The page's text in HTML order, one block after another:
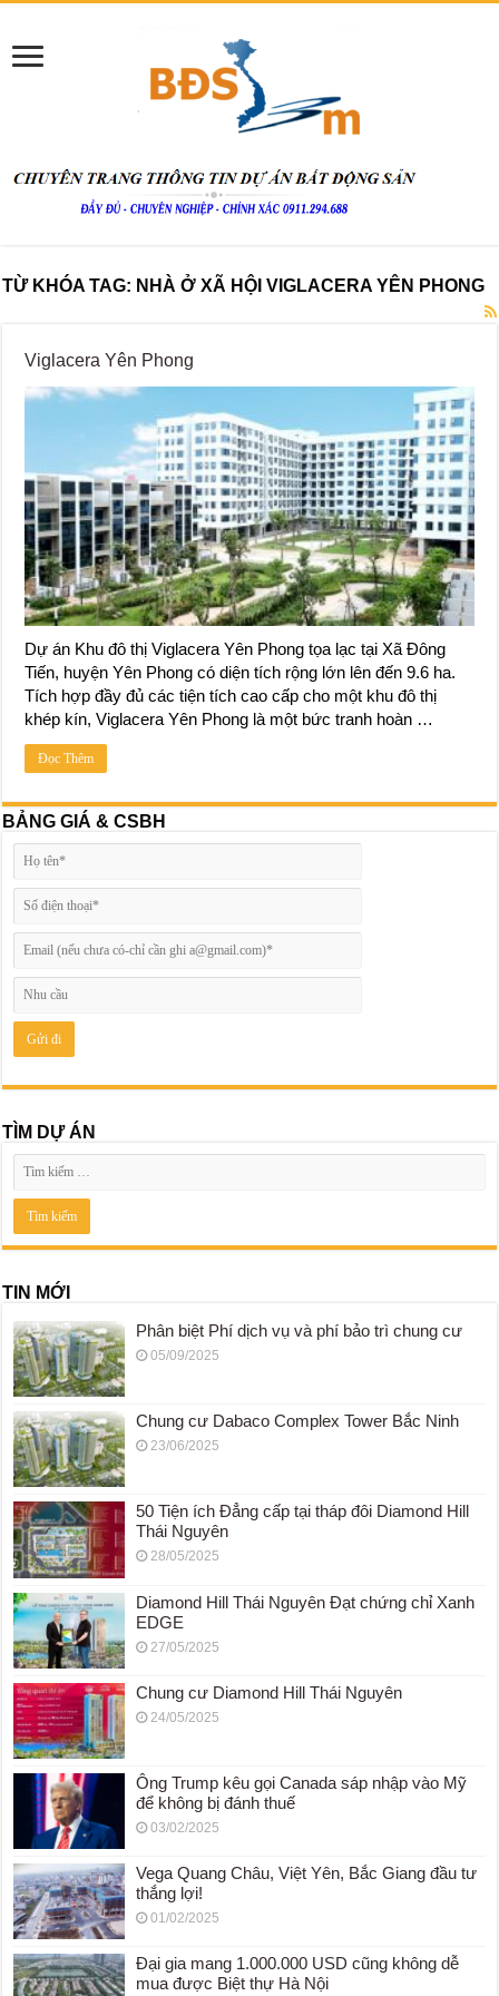
TỪ KHÓA TAG: NHÀ Ở XÃ HỘI VIGLACERA YÊN PHONG
Viglacera Yên Phong
Dự án Khu đô thị Viglacera Yên Phong tọa lạc tại Xã Đông
Tiến, huyện Yên Phong có diện tích rộng lớn lên đến 9.6 ha.
Tích hợp đầy đủ các tiện tích cao cấp cho một khu đô thị
khép kín, Viglacera Yên Phong là một bức tranh hoàn …
Đọc Thêm
BẢNG GIÁ & CSBH
TÌM DỰ ÁN
TIN MỚI
Phân biệt Phí dịch vụ và phí bảo trì chung cư
05/09/2025
Chung cư Dabaco Complex Tower Bắc Ninh
23/06/2025
50 Tiện ích Đẳng cấp tại tháp đôi Diamond Hill
Thái Nguyên
28/05/2025
Diamond Hill Thái Nguyên Đạt chứng chỉ Xanh
EDGE
27/05/2025
Chung cư Diamond Hill Thái Nguyên
24/05/2025
Ông Trump kêu gọi Canada sáp nhập vào Mỹ
để không bị đánh thuế
03/02/2025
Vega Quang Châu, Việt Yên, Bắc Giang đầu tư
thắng lợi!
01/02/2025
Đại gia mang 1.000.000 USD cũng không dễ
mua được Biệt thự Hà Nội